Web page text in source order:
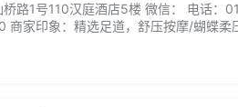
路1号110汉庭酒店5楼 微信： 电话：
家印象：精选足道，舒压按摩/蝴蝶柔